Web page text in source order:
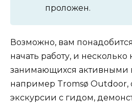
проложен.
Возможно, вам
начать работу, и
занимающихся активными
например Tromsø Outdoor,
экскурсии с гидом,